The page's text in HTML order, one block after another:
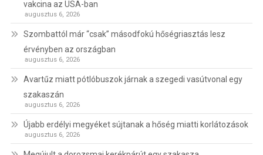
vakcina az USA-ban
augusztus 6, 2026
Szombattól már “csak” másodfokú hőségriasztás lesz
érvényben az országban
augusztus 6, 2026
Avartűz miatt pótlóbuszok járnak a szegedi vasútvonal egy
szakaszán
augusztus 6, 2026
Újabb erdélyi megyéket sújtanak a hőség miatti korlátozások
augusztus 6, 2026